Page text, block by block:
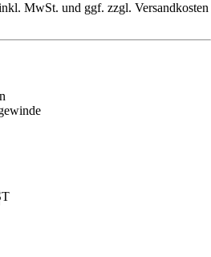
MwSt. und ggf. zzgl. Versandkosten